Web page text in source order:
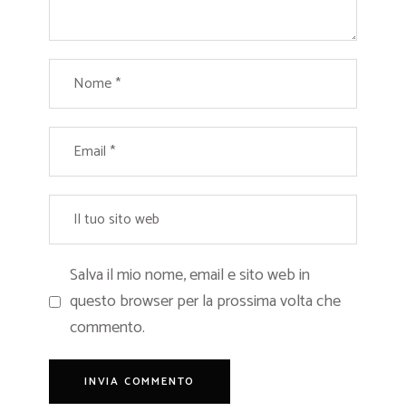
Salva il mio nome, email e sito web in
questo browser per la prossima volta che
commento.